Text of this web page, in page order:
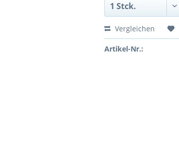
Vergleichen
Artikel-Nr.: